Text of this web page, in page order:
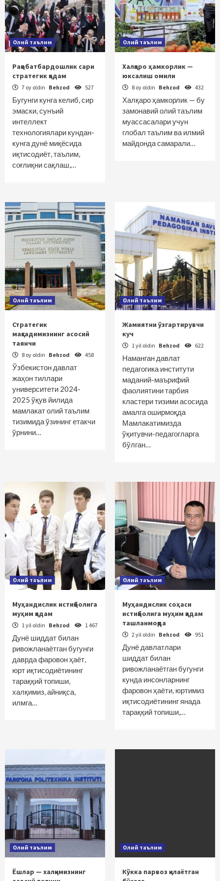
Олий таълим
Рақобатбардошлик сари
стратегик қадам
7 oy oldin Behzod 527
Бугунги кунга келиб, сир
эмаски, сунъий
интеллект
технологиялари кундан-
кунга дунё миқёсида
иқтисодиёт, таълим,
соғлиқни сақлаш,…
Олий таълим
Халқаро ҳамкорлик —
юксалиш омили
8 oy oldin Behzod 432
Халқаро ҳамкорлик — бу
замонавий олий таълим
муассасалари учун
глобал таълим ва илмий
майдонда самарали…
Олий таълим
Стратегик
мақсадимизнинг асосий
таянчи
8 oy oldin Behzod 458
Ўзбекистон давлат
жаҳон тиллари
университети 2024-
2025 ўқув йилида
мамлакат олий таълим
тизимида ўзининг етакчи
ўрнини…
Олий таълим
Жамиятни ўзгартирувчи
куч
1 yil oldin Behzod 622
Наманган давлат
педагогика институти
маданий-маърифий
фаолиятини тарбия
кластери тизими асосида
амалга оширмоқда
Мамлакатимизда
ўқитувчи-педагогларга
бўлган…
Олий таълим
Муҳандислик истиқболига
муҳим қадам
1 yil oldin Behzod 1 467
Дунё шиддат билан
ривожланаётган бугунги
даврда фаровон ҳаёт,
юрт иқтисодиётининг
тараққий топиши,
халқимиз, айниқса,
илмга…
Олий таълим
Муҳандислик соҳаси
истиқболига муҳим қадам
ташланмоқда
2 yil oldin Behzod 951
Дунё давлатлари
шиддат билан
ривожланаётган бугунги
кунда инсонларнинг
фаровон ҳаёти, юртимиз
иқтисодиётининг янада
тараққий топиши,…
Олий таълим
Ёшлар — халқимизнинг
Олий таълим
Кўкка парвоз қилаётган